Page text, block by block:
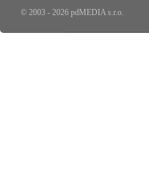
© 2003 - 2026 pdMEDIA s.r.o.